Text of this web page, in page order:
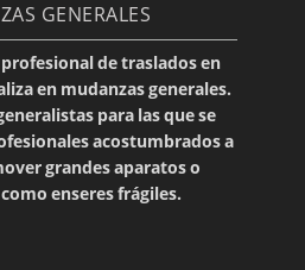
GENERALES
de traslados en
en mudanzas generales.
para las que se
acostumbrados a
grandes aparatos o
enseres frágiles.